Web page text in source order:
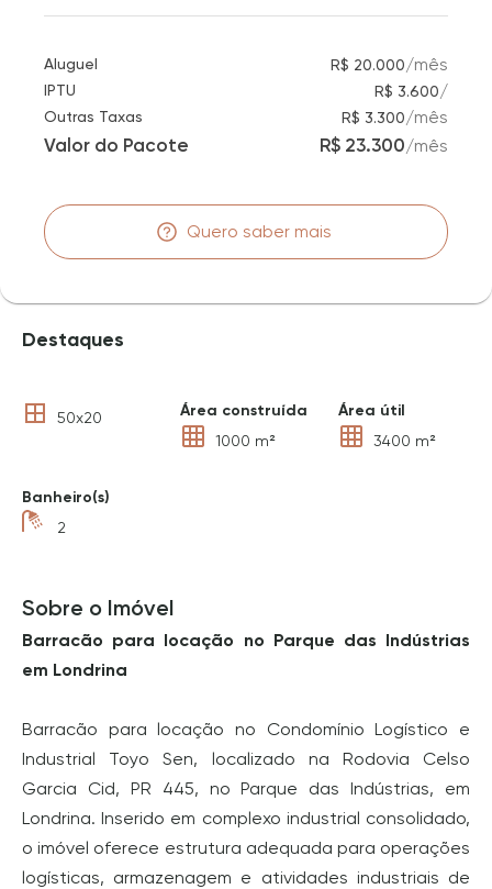
Aluguel R$ 20.000/mês
IPTU R$ 3.600/
Outras Taxas R$ 3.300/mês
Valor do Pacote R$ 23.300/mês
Quero saber mais
Destaques
50x20 Área construída
1000 m²
Área útil
3400 m²
Banheiro(s)
2
Sobre o Imóvel
Barracão para locação no Parque das Indústrias
em Londrina
Barracão para locação no Condomínio Logístico e
Industrial Toyo Sen, localizado na Rodovia Celso
Garcia Cid, PR 445, no Parque das Indústrias, em
Londrina. Inserido em complexo industrial consolidado,
o imóvel oferece estrutura adequada para operações
logísticas, armazenagem e atividades industriais de